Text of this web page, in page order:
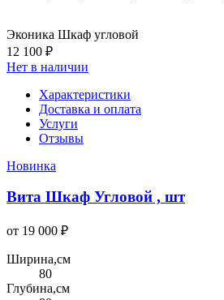
Эконика Шкаф угловой
12 100 ₽
Нет в наличии
Характеристики
Доставка и оплата
Услуги
Отзывы
Новинка
Вита Шкаф Угловой , шт
от 19 000 ₽
Ширина,см
80
Глубина,см